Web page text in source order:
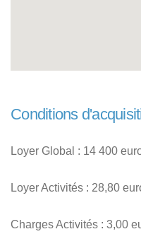
Conditions
Loyer Global : 14 400
Loyer Activités : 28,80
Charges Activités : 3,00